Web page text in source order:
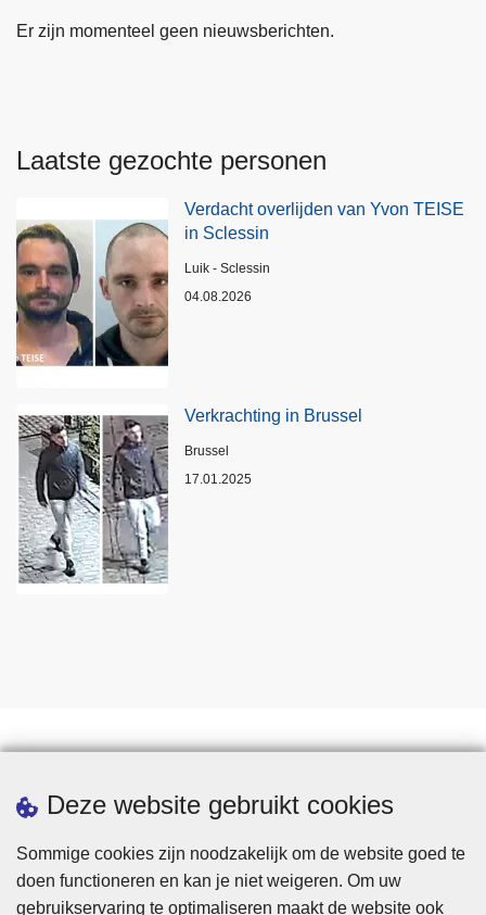
Deze website gebruikt cookies
Sommige cookies zijn noodzakelijk om de website goed te
doen functioneren en kan je niet weigeren. Om uw
gebruikservaring te optimaliseren maakt de website ook
Er zijn momenteel geen nieuwsberichten.
Laatste gezochte personen
Verdacht overlijden van Yvon TEISE
in Sclessin
Plaats
Luik - Sclessin
04.08.2026
Verkrachting in Brussel
Plaats
Brussel
17.01.2025